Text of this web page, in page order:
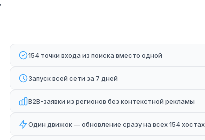
154 точки входа из поиска вместо одной
Запуск всей сети за 7 дней
B2B-заявки из регионов без контекстной рекламы
Один движок — обновление сразу на всех 154 хостах